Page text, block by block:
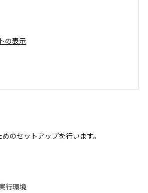
の表示
のセットアップを行います。
行環境